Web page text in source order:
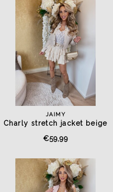
JAIMY
Charly stretch jacket beige
€59,99